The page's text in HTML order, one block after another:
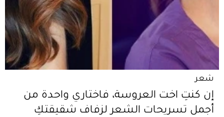
شعر
إن كنتِ اخت العروسة، فاختاري واحدة من
أجمل تسريحات الشعر لزفاف شقيقتكِ